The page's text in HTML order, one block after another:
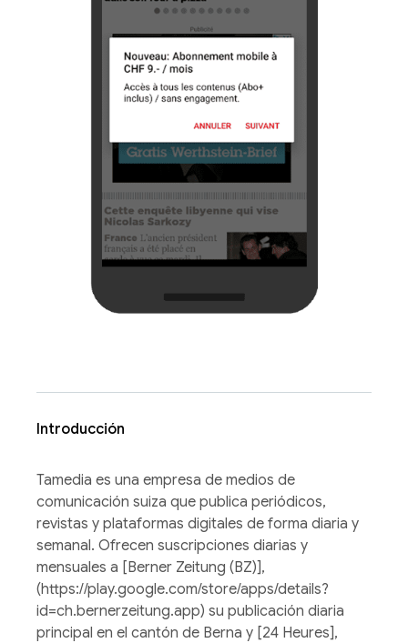
Introducción
Tamedia es una empresa de medios de
comunicación suiza que publica periódicos,
revistas y plataformas digitales de forma diaria y
semanal. Ofrecen suscripciones diarias y
mensuales a [Berner Zeitung (BZ)],
(https://play.google.com/store/apps/details?
id=ch.bernerzeitung.app) su publicación diaria
principal en el cantón de Berna y [24 Heures],